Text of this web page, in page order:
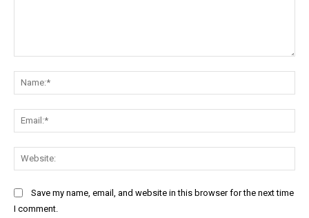
Save my name, email, and website in this browser for the next time
I comment.